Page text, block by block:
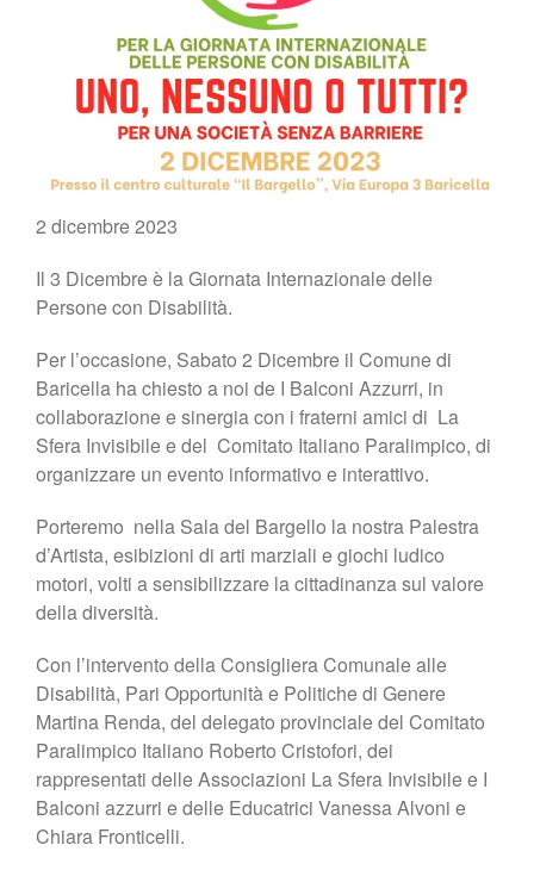
2 dicembre 2023
Il 3 Dicembre è la Giornata Internazionale delle
Persone con Disabilità.
Per l’occasione, Sabato 2 Dicembre il Comune di
Baricella ha chiesto a noi de I Balconi Azzurri, in
collaborazione e sinergia con i fraterni amici di La
Sfera Invisibile e del Comitato Italiano Paralimpico, di
organizzare un evento informativo e interattivo.
Porteremo nella Sala del Bargello la nostra Palestra
d’Artista, esibizioni di arti marziali e giochi ludico
motori, volti a sensibilizzare la cittadinanza sul valore
della diversità.
Con l’intervento della Consigliera Comunale alle
Disabilità, Pari Opportunità e Politiche di Genere
Martina Renda, del delegato provinciale del Comitato
Paralimpico Italiano Roberto Cristofori, dei
rappresentati delle Associazioni La Sfera Invisibile e I
Balconi azzurri e delle Educatrici Vanessa Alvoni e
Chiara Fronticelli.